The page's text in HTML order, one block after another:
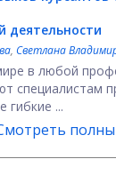
деятельности
, Светлана
в любой
специалистам
гибкие ...